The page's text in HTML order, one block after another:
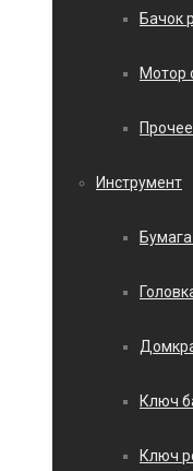
Бачок
Мотор
Прочее
Инструмент
Ключ
Ключ